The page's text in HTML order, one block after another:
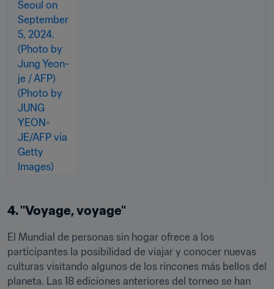
4. "Voyage, voyage"
El Mundial de personas sin hogar ofrece a los
participantes la posibilidad de viajar y conocer nuevas
culturas visitando algunos de los rincones más bellos del
planeta. Las 18 ediciones anteriores del torneo se han